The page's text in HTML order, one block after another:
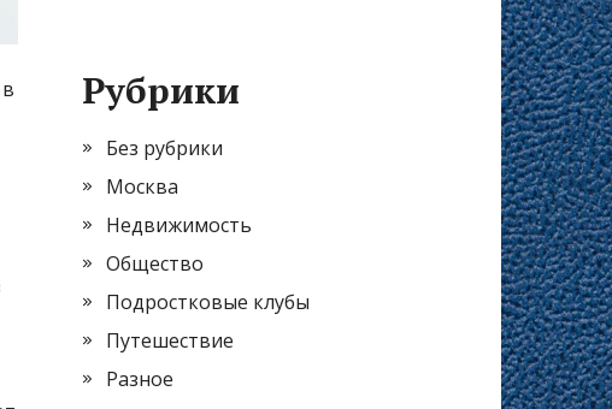
Рубрики
Без рубрики
Москва
Недвижимость
Общество
Подростковые клубы
Путешествие
Разное